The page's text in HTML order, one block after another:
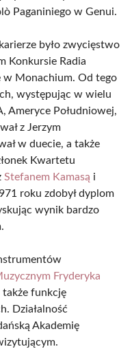
Paganiniego w Genui.
było zwycięstwo
Konkursie Radia
w Monachium. Od tego
występując w wielu
Ameryce Południowej,
z Jerzym
w duecie, a także
Kwartetu
Stefanem Kamasą i
roku zdobył dyplom
wynik bardzo
Fryderyka
także funkcję
Działalność
Akademię